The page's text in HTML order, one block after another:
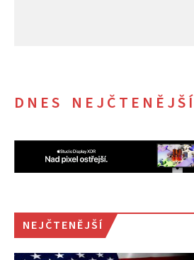
DNES NEJČTENĚJŠÍ
NEJČTENĚJŠÍ